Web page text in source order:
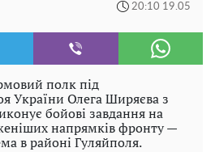
20:10 19.05
полк під
України Олега Ширяєва з
бойові завдання на
напрямків фронту —
в районі Гуляйполя.